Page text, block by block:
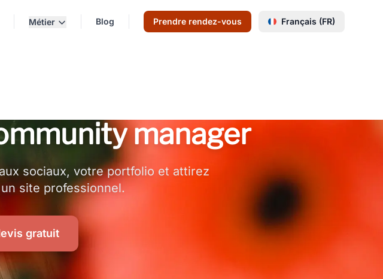
Métier Blog Prendre rendez-vous Français (FR)
manager
sociaux, votre portfolio et attirez
site professionnel.
gratuit